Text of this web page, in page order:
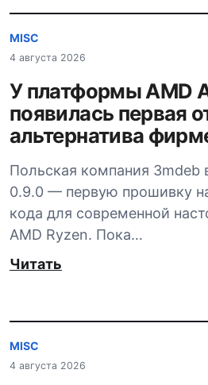
MISC
4 августа 2026
У платформы AMD
появилась первая
альтернатива
Польская компания 3mdeb
0.9.0 — первую прошивку
кода для современной
AMD Ryzen. Пока…
Читать
MISC
4 августа 2026